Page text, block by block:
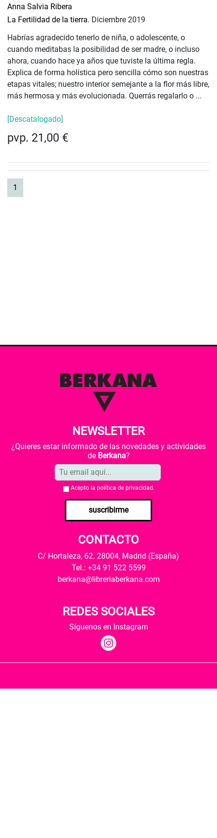
Anna Salvia Ribera
La Fertilidad de la tierra. Diciembre 2019
Habrías agradecido tenerlo de niña, o adolescente, o
cuando meditabas la posibilidad de ser madre, o incluso
ahora, cuando hace ya años que tuviste la última regla.
Explica de forma holística pero sencilla cómo son nuestras
etapas vitales; nuestro interior semejante a la flor más libre,
más hermosa y más evolucionada. Querrás regalarlo o ...
[Descatalogado]
pvp. 21,00 €
1
NEWSLETTER
¿Quieres estar informado de las novedades y actividades
de Berkana?
Acepto la política de privacidad .
suscribirme
CONTACTO
C/ Hortaleza, 62. 28004, Madrid (España)
Tel.: +34 91 522 5599
berkana@libreriaberkana.com
REDES SOCIALES
Síguenos en Instagram